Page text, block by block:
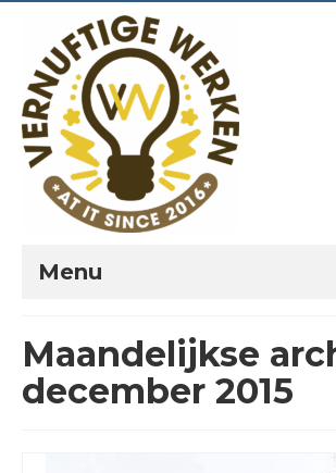
Menu
Maandelijkse
december 2015